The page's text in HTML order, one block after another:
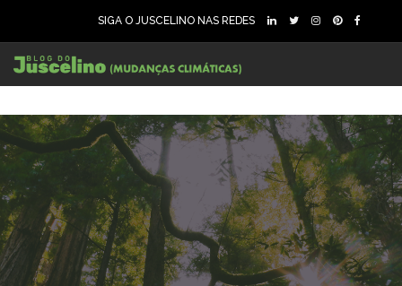
SIGA O JUSCELINO NAS REDES